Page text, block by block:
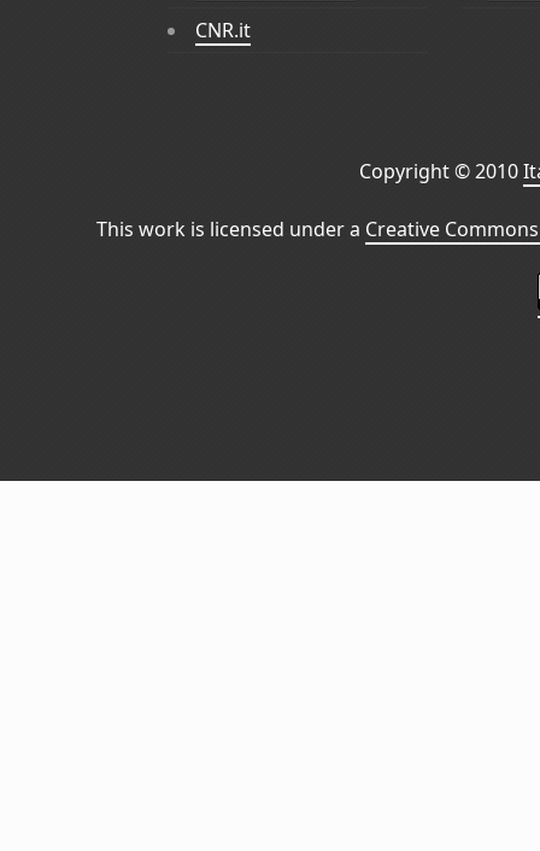
CNR.it
Copyright © 2010
This work is licensed under a Creative